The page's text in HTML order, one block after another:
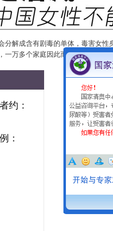
分解成含有剧毒的单体，毒害女
一万多个家庭因此而分裂，更有
约：
：